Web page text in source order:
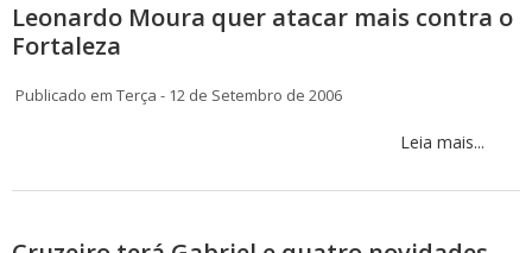
Leonardo Moura quer atacar mais contra o
Fortaleza
Publicado em Terça - 12 de Setembro de 2006
Leia mais...